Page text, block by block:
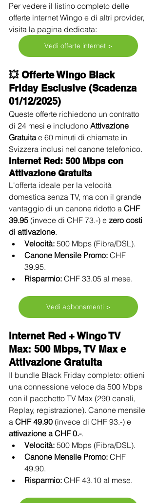
Per vedere il listino completo delle
offerte internet Wingo e di altri provider,
visita la pagina dedicata:
Vedi offerte internet >
💥 Offerte Wingo Black
Friday Esclusive (Scadenza
01/12/2025)
Queste offerte richiedono un contratto
di 24 mesi e includono Attivazione
Gratuita e 60 minuti di chiamate in
Svizzera inclusi nel canone telefonico.
Internet Red: 500 Mbps con
Attivazione Gratuita
L'offerta ideale per la velocità
domestica senza TV, ma con il grande
vantaggio di un canone ridotto a CHF
39.95 (invece di CHF 73.-) e zero costi
di attivazione.
Velocità: 500 Mbps (Fibra/DSL).
Canone Mensile Promo: CHF
39.95.
Risparmio: CHF 33.05 al mese.
Vedi abbonamenti >
Internet Red + Wingo TV
Max: 500 Mbps, TV Max e
Attivazione Gratuita
Il bundle Black Friday completo: ottieni
una connessione veloce da 500 Mbps
con il pacchetto TV Max (290 canali,
Replay, registrazione). Canone mensile
a CHF 49.90 (invece di CHF 93.-) e
attivazione a CHF 0.-.
Velocità: 500 Mbps (Fibra/DSL).
Canone Mensile Promo: CHF
49.90.
Risparmio: CHF 43.10 al mese.